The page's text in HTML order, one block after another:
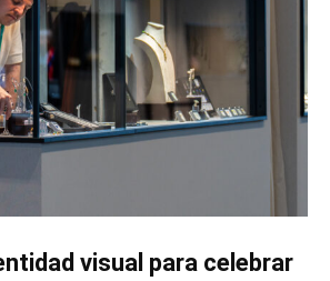
visual para celebrar